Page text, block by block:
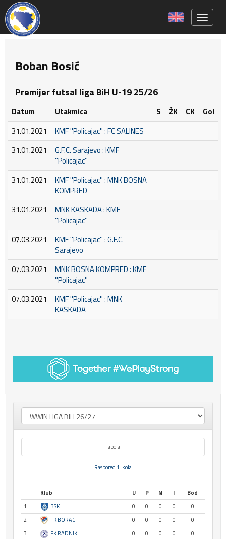
Boban Bosić
Premijer futsal liga BiH U-19 25/26
Datum Utakmica S ŽK CK
Gol
31.01.2021
KMF ''Policajac'' : FC SALINES
31.01.2021
G.F.C. Sarajevo : KMF
''Policajac''
31.01.2021
KMF ''Policajac'' : MNK BOSNA
KOMPRED
31.01.2021
MNK KASKADA : KMF
''Policajac''
07.03.2021
KMF ''Policajac'' : G.F.C.
Sarajevo
07.03.2021
MNK BOSNA KOMPRED : KMF
''Policajac''
07.03.2021
KMF ''Policajac'' : MNK
KASKADA
Tabela
Raspored 1. kola
Klub U P N I
Bod
1
BSK 0 0 0 0
0
2
FK BORAC 0 0 0 0
0
3
FK RADNIK 0 0 0 0
0